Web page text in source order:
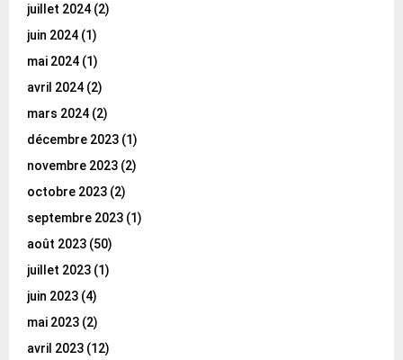
juillet 2024 (2)
juin 2024 (1)
mai 2024 (1)
avril 2024 (2)
mars 2024 (2)
décembre 2023 (1)
novembre 2023 (2)
octobre 2023 (2)
septembre 2023 (1)
août 2023 (50)
juillet 2023 (1)
juin 2023 (4)
mai 2023 (2)
avril 2023 (12)